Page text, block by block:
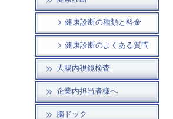
健康診断の種類と料金
健康診断のよくある質問
大腸内視鏡検査
企業内担当者様へ
脳ドック